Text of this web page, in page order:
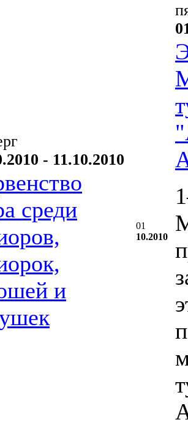
- 11.10.2010
среди
и
01
10.2010